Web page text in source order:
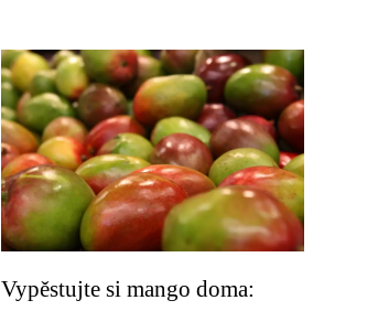
Vypěstujte si mango doma: